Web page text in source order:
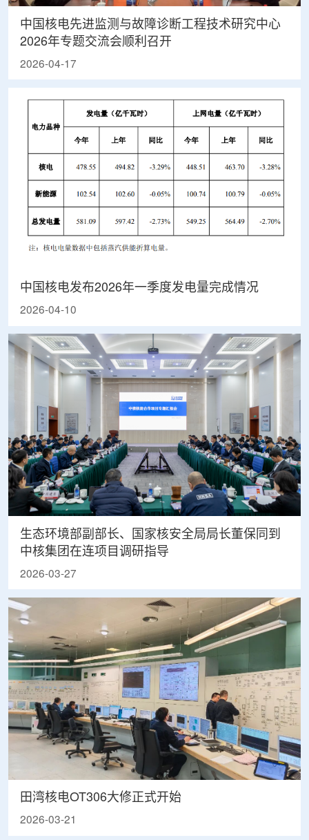
中国核电先进监测与故障诊断工程技术研究中心
2026年专题交流会顺利召开
2026-04-17
中国核电发布2026年一季度发电量完成情况
2026-04-10
生态环境部副部长、国家核安全局局长董保同到
中核集团在连项目调研指导
2026-03-27
田湾核电OT306大修正式开始
2026-03-21